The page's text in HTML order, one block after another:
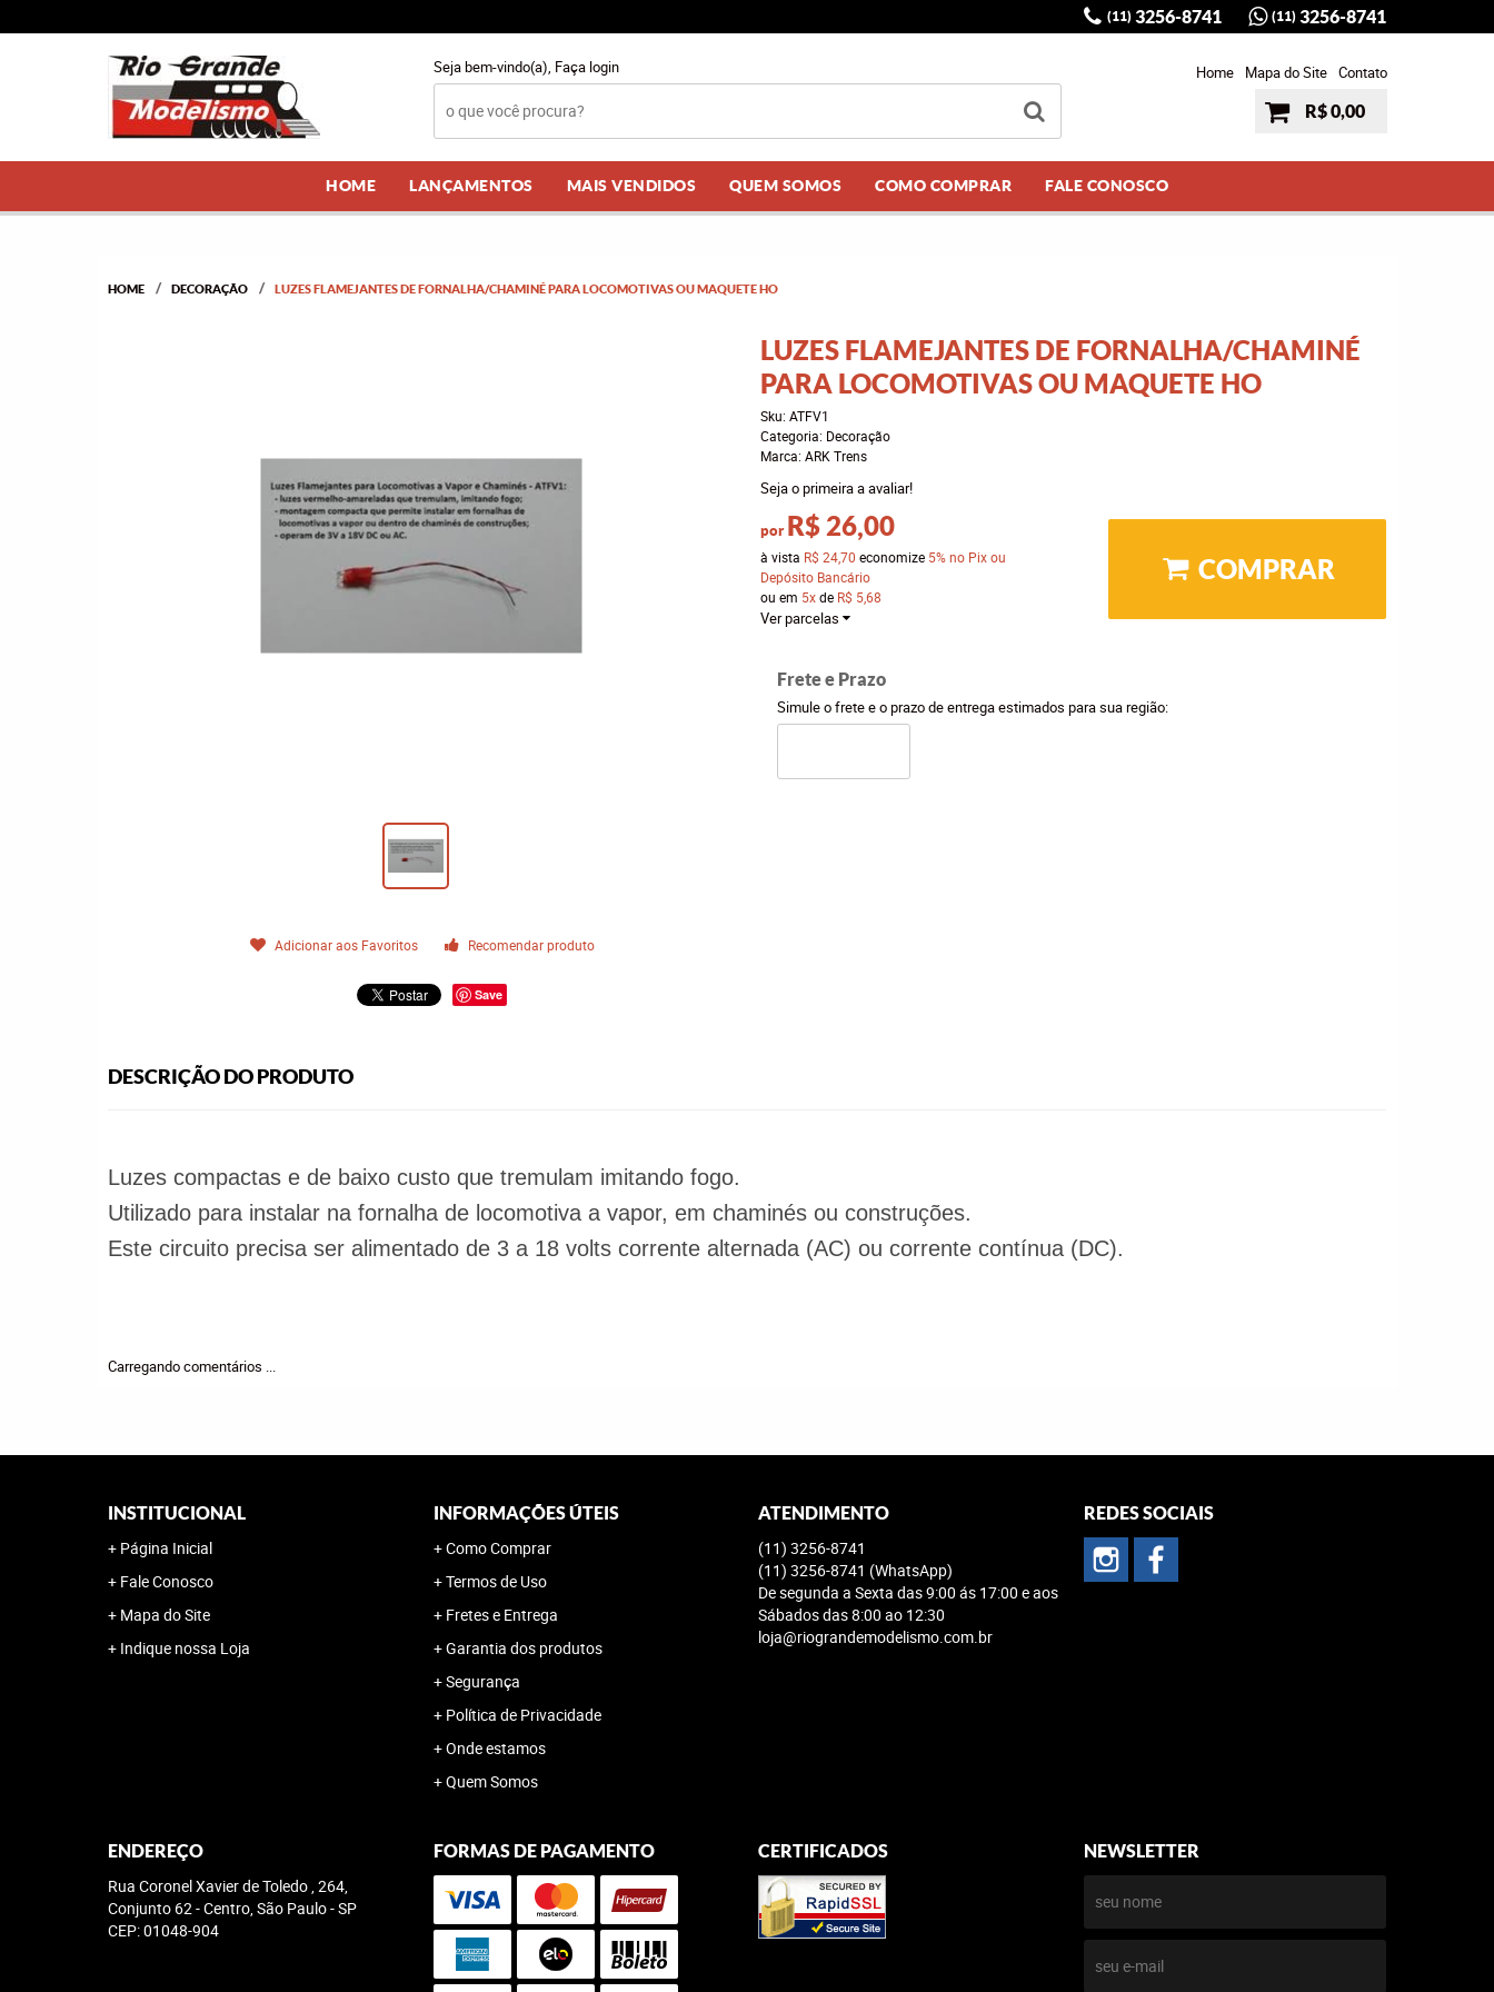
(11) 3256-8741 (11) 3256-8741
Seja bem-vindo(a), Faça login Home Mapa do Site Contato
R$ 0,00
HOME LANÇAMENTOS MAIS VENDIDOS QUEM SOMOS COMO COMPRAR FALE CONOSCO
HOME DECORAÇÃO LUZES FLAMEJANTES DE FORNALHA/CHAMINÉ PARA LOCOMOTIVAS OU MAQUETE HO
Adicionar aos Favoritos Recomendar produto
Save
LUZES FLAMEJANTES DE FORNALHA/CHAMINÉ
PARA LOCOMOTIVAS OU MAQUETE HO
Sku: ATFV1
Categoria: Decoração
Marca: ARK Trens
Seja o primeira a avaliar!
por R$ 26,00
à vista R$ 24,70 economize 5% no Pix ou
Depósito Bancário
ou em 5xde R$ 5,68
Ver parcelas
COMPRAR
Frete e Prazo
Simule o frete e o prazo de entrega estimados para sua região:
DESCRIÇÃO DO PRODUTO
Luzes compactas e de baixo custo que tremulam imitando fogo.
Utilizado para instalar na fornalha de locomotiva a vapor, em chaminés ou construções.
Este circuito precisa ser alimentado de 3 a 18 volts corrente alternada (AC) ou corrente contínua (DC).
Carregando comentários ...
INSTITUCIONAL
Página Inicial
Fale Conosco
Mapa do Site
Indique nossa Loja
INFORMAÇÕES ÚTEIS
Como Comprar
Termos de Uso
Fretes e Entrega
Garantia dos produtos
Segurança
Política de Privacidade
Onde estamos
Quem Somos
ATENDIMENTO
(11) 3256-8741
(11) 3256-8741 (WhatsApp)
De segunda a Sexta das 9:00 ás 17:00 e aos
Sábados das 8:00 ao 12:30
loja@riograndemodelismo.com.br
REDES SOCIAIS
ENDEREÇO
Rua Coronel Xavier de Toledo , 264,
Conjunto 62-Centro, São Paulo-SP
CEP: 01048-904
FORMAS DE PAGAMENTO CERTIFICADOS NEWSLETTER